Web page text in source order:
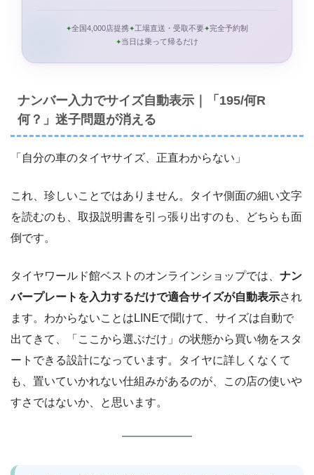
全国4,000店提携 工場直送・受取不要
完全予約制
当日は乗って帰るだけ
ナンバー入力でサイズ自動表示｜「195/何R
何？」迷子問題が消える
「自分の車のタイヤサイズ、正直わからない」
これ、珍しいことではありません。タイヤ側面の細い文字
を読むのも、取扱説明書を引っ張り出すのも、どちらも面
倒です。
タイヤワールド館ベストのオンラインショップでは、 ナン
バープレートを入力するだけで適合サイズが自動表示され
ます。わからないことはLINEで聞けて、サイズは自動で
出てきて、「ここから選ぶだけ」の状態から買い物をスタ
ートできる設計になっています。タイヤに詳しくなくて
も、置いていかれない仕組みがあるのが、この店の使いや
すさではないか、と思います。